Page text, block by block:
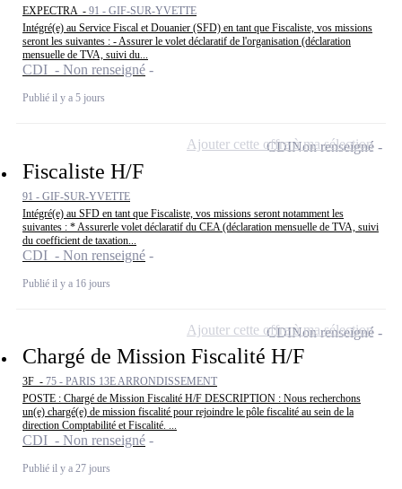
EXPECTRA - 91 - GIF-SUR-YVETTE
Intégré(e) au Service Fiscal et Douanier (SFD) en tant que Fiscaliste, vos missions
seront les suivantes : - Assurer le volet déclaratif de l'organisation (déclaration
mensuelle de TVA, suivi du...
CDI - Non renseigné
Publié il y a 5 jours
Fiscaliste H/F
91 - GIF-SUR-YVETTE
Intégré(e) au SFD en tant que Fiscaliste, vos missions seront notamment les
suivantes : * Assurerle volet déclaratif du CEA (déclaration mensuelle de TVA, suivi
du coefficient de taxation...
CDI - Non renseigné
Publié il y a 16 jours
CDINon renseigné
Ajouter cette offre à ma sélection
Chargé de Mission Fiscalité H/F
3F - 75 - PARIS 13E ARRONDISSEMENT
POSTE : Chargé de Mission Fiscalité H/F DESCRIPTION : Nous recherchons
un(e) chargé(e) de mission fiscalité pour rejoindre le pôle fiscalité au sein de la
direction Comptabilité et Fiscalité. ...
CDI - Non renseigné
Publié il y a 27 jours
CDINon renseigné
Ajouter cette offre à ma sélection